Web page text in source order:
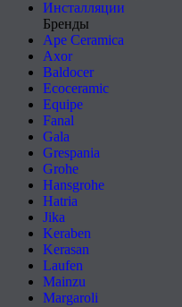
Инсталляции
Бренды
Ape Ceramica
Axor
Baldocer
Ecoceramic
Equipe
Fanal
Gala
Grespania
Grohe
Hansgrohe
Hatria
Jika
Keraben
Kerasan
Laufen
Mainzu
Margaroli